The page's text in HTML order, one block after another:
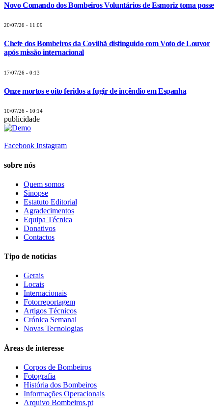
Novo Comando dos Bombeiros Voluntários de Esmoriz toma posse
20/07/26 - 11:09
Chefe dos Bombeiros da Covilhã distinguido com Voto de Louvor
após missão internacional
17/07/26 - 0:13
Onze mortos e oito feridos a fugir de incêndio em Espanha
10/07/26 - 10:14
publicidade
Facebook Instagram
sobre nós
Quem somos
Sinopse
Estatuto Editorial
Agradecimentos
Equipa Técnica
Donativos
Contactos
Tipo de notícias
Gerais
Locais
Internacionais
Fotorreportagem
Artigos Técnicos
Crónica Semanal
Novas Tecnologias
Áreas de interesse
Corpos de Bombeiros
Fotografia
História dos Bombeiros
Informações Operacionais
Arquivo Bombeiros.pt